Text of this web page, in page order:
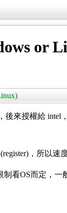
or
來授權給 intel
，所以速
制看OS而定，